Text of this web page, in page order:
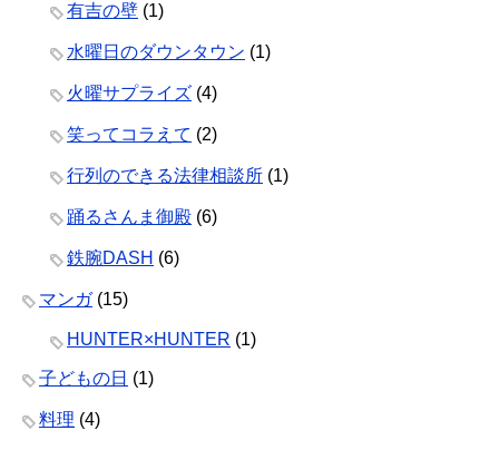
有吉の壁 (1)
水曜日のダウンタウン (1)
火曜サプライズ (4)
笑ってコラえて (2)
行列のできる法律相談所 (1)
踊るさんま御殿 (6)
鉄腕DASH (6)
マンガ(15)
HUNTER×HUNTER (1)
子どもの日 (1)
料理 (4)